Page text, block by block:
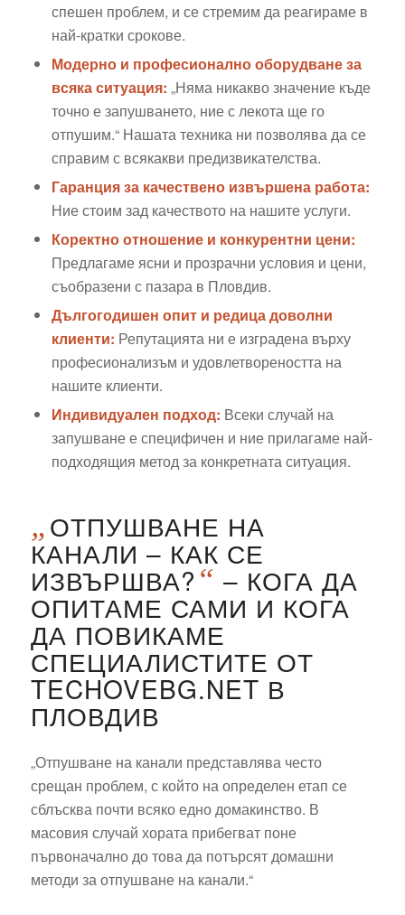
спешен проблем, и се стремим да реагираме в
най-кратки срокове.
Модерно и професионално оборудване за
всяка ситуация: „Няма никакво значение къде
точно е запушването, ние с лекота ще го
отпушим.“ Нашата техника ни позволява да се
справим с всякакви предизвикателства.
Гаранция за качествено извършена работа:
Ние стоим зад качеството на нашите услуги.
Коректно отношение и конкурентни цени:
Предлагаме ясни и прозрачни условия и цени,
съобразени с пазара в Пловдив.
Дългогодишен опит и редица доволни
клиенти: Репутацията ни е изградена върху
професионализъм и удовлетвореността на
нашите клиенти.
Индивидуален подход: Всеки случай на
запушване е специфичен и ние прилагаме най-
подходящия метод за конкретната ситуация.
„ОТПУШВАНЕ НА
КАНАЛИ – КАК СЕ
ИЗВЪРШВА? “ – КОГА ДА
ОПИТАМЕ САМИ И КОГА
ДА ПОВИКАМЕ
СПЕЦИАЛИСТИТЕ ОТ
TECHOVEBG.NET В
ПЛОВДИВ
„Отпушване на канали представлява често
срещан проблем, с който на определен етап се
сблъсква почти всяко едно домакинство. В
масовия случай хората прибегват поне
първоначално до това да потърсят домашни
методи за отпушване на канали.“